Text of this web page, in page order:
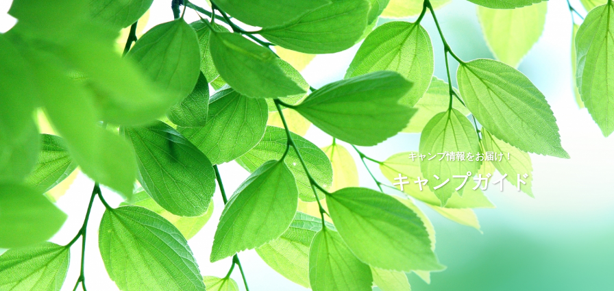
キャンプ情報をお届け！
キャンプガイド